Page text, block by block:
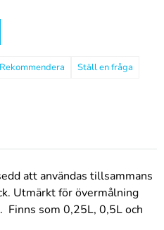
Rekommendera Ställ en fråga
att användas tillsammans
Utmärkt för övermålning
Finns som 0,25L, 0,5L och